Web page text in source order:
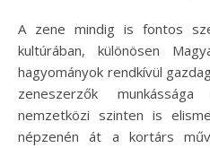
A zene mindig is fontos szerepet játszott az emberi
kultúrában, különösen
hagyományok rendkívül
zeneszerzők
nemzetközi szinten is
népzenén át a kortárs